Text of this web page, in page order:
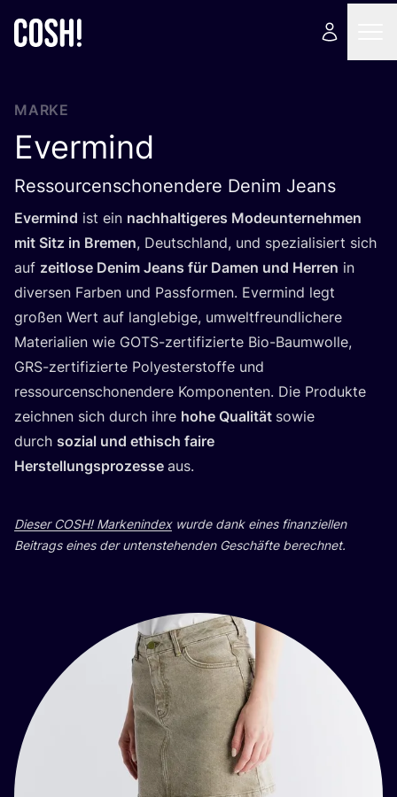
MARKE
Evermind
Ressourcenschonendere Denim Jeans
Ever­mind ist ein nach­hal­ti­ge­res Mode­un­ter­neh­men
mit Sitz in Bre­men, Deutsch­land, und spe­zia­li­siert sich
auf zeit­lo­se Den­im Jeans für Damen und Her­ren in
diver­sen Far­ben und Pass­for­men. Ever­mind legt
gro­ßen Wert auf lang­le­bi­ge, umwelt­freund­li­che­re
Mate­ria­li­en wie GOTS-zer­ti­fi­zier­te Bio-Baum­wol­le,
GRS-zer­ti­fi­zier­te Poly­es­ter­stof­fe und
res­sour­cen­scho­nen­de­re Kom­po­nen­ten. Die Pro­duk­te
zeich­nen sich durch ihre hohe Qua­li­tät sowie
durch sozi­al und ethisch fai­re
Her­stel­lungs­pro­zes­se aus.
Die­ser COSH! Mar­ken­in­dexwur­de dank eines finan­zi­el­len
Bei­trags eines der unten­ste­hen­den Geschäf­te berechnet.